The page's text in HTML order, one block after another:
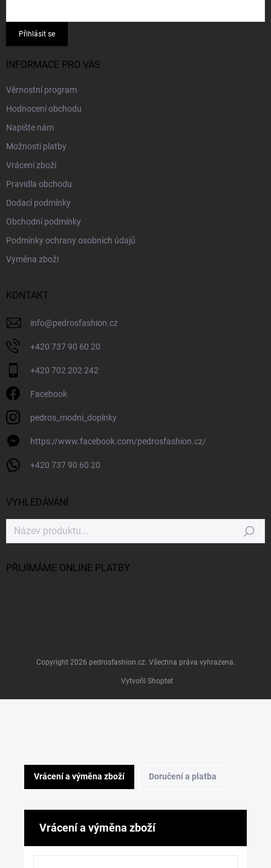
Přihlásit se
INFORMACE PRO VÁS
Věrnostní program
Hodnocení obchodu
Napište nám
Možnosti platby
Vrácení zboží
Pravidla obchodu
Dodací podmínky
Obchodní podmínky
Podmínky ochrany osobních údajů
Výměna zboží
KONTAKT
info@pedrosfashion.cz
+420 737 90 60 20
+420 702 202 242
Facebook
pedros_modni_doplnky
https://www.facebook.com/pedrosfashion.cz/
+420 737 90 60 20
VYHLEDÁVÁNÍ
Hledat
PŘIJÍMÁME ONLINE PLATBY
Vytvořil Shoptet
Copyright 2026 pedrosfashion.cz. Všechna práva vyhrazena.
Vrácení a výměna zboží Doručení a platba
Vrácení a výměna zboží